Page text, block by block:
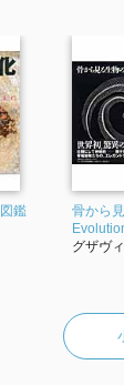
鑑
骨から
グザヴ